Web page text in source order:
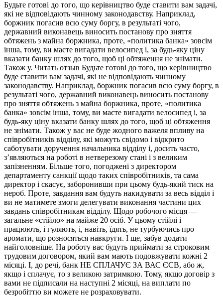
Будьте готові до того, що керівництво буде ставити вам задачі,
які не відповідають чинному законодавству. Наприклад,
боржник погасив всю суму боргу, в результаті чого,
державний виконавець виносить постанову про зняття
обтяжень з майна боржника, проте, «политика банка» зовсім
інша, тому, ви маєте вигадати велосипед і, за будь-яку ціну
вказати банку шлях до того, щоб ці обтяження не знімати.
Також у. Читать отзыв Будьте готові до того, що керівництво
буде ставити вам задачі, які не відповідають чинному
законодавству. Наприклад, боржник погасив всю суму боргу, в
результаті чого, державний виконавець виносить постанову
про зняття обтяжень з майна боржника, проте, «политика
банка» зовсім інша, тому, ви маєте вигадати велосипед і, за
будь-яку ціну вказати банку шлях до того, щоб ці обтяження
не знімати. Також у вас не буде жодного важеля впливу на
співробітників відділу, які можуть свідомо і відкрито
саботувати доручення начальника відділу і, досить часто,
з’являються на роботі в нетверезому стані і з великим
запізненням. Більше того, погоджені з директором
департаменту санкції щодо таких співробітників, та сама
директор і скасує, заборонивши при цьому будь-який тиск на
нероб. Проте, завдання вам будуть накидувати за весь відділ і
ви не матимете змоги делегувати виконання частини цих
завдань співробітникам відділу. Щодо робочого місця —
загальне «стійло» на майже 20 осіб. У цьому стійлі і
працюють, і гуляють, і, навіть, їдять, не турбуючись про
аромати, що розносяться навкруги. І ще, забув додати
найголовніше. На роботу вас будуть приймати за строковим
трудовим договором, який вам мають подовжувати кожні 2
місяці. І, до речі, банк НЕ СПЛАЧУЄ ЗА ВАС ЄСВ, або ж,
якщо і сплачує, то з великою затримкою. Тому, якщо договір з
вами не підписали на наступні 2 місяці, на виплати по
безробіттю ви можете не розраховувати.